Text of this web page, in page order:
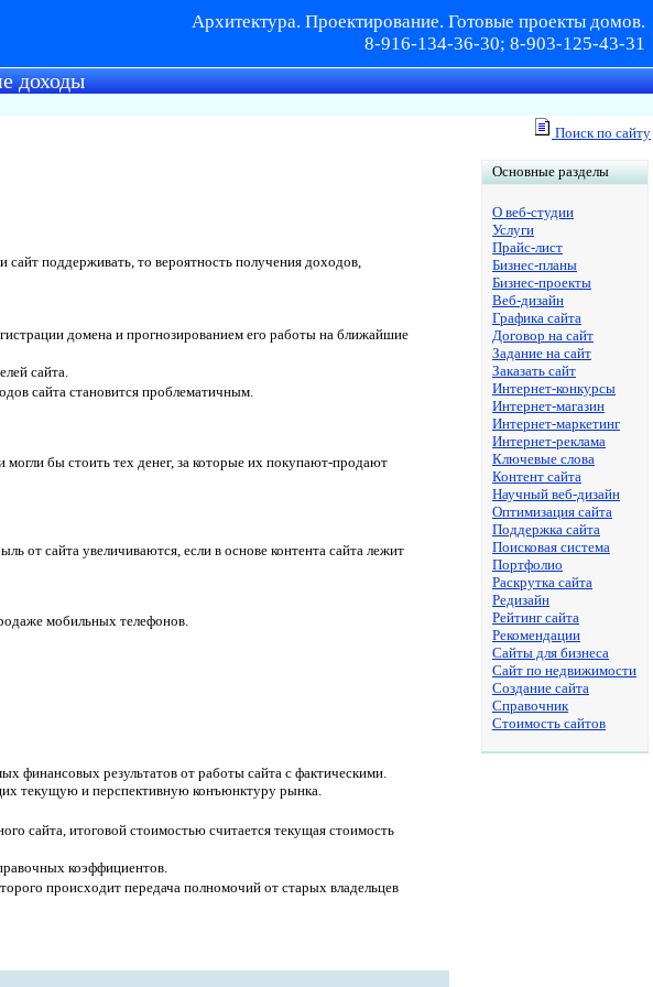
Архитектура. Проектирование. Готовые проекты домов.
8-916-134-36-30; 8-903-125-43-31
доходы
Поиск по сайту
поддерживать, то вероятность получения доходов,
домена и прогнозированием его работы на ближайшие
сайта.
сайта становится проблематичным.
бы стоить тех денег, за которые их покупают-продают
от сайта увеличиваются, если в основе контента сайта лежит
мобильных телефонов.
финансовых результатов от работы сайта с фактическими.
текущую и перспективную конъюнктуру рынка.
сайта, итоговой стоимостью считается текущая стоимость
коэффициентов.
происходит передача полномочий от старых владельцев
Основные разделы
О веб-студии
Услуги
Прайс-лист
Бизнес-планы
Бизнес-проекты
Веб-дизайн
Графика сайта
Договор на сайт
Задание на сайт
Заказать сайт
Интернет-конкурсы
Интернет-магазин
Интернет-маркетинг
Интернет-реклама
Ключевые слова
Контент сайта
Научный веб-дизайн
Оптимизация сайта
Поддержка сайта
Поисковая система
Портфолио
Раскрутка сайта
Редизайн
Рейтинг сайта
Рекомендации
Сайты для бизнеса
Сайт по недвижимости
Создание сайта
Справочник
Стоимость сайтов